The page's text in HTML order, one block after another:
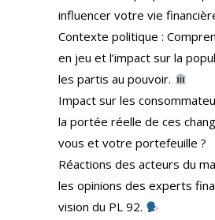
influencer votre vie
Contexte politique :
en jeu et l’impact sur la
les partis au pouvoir.
Impact sur les
la portée réelle de ces
vous et votre portefeuille ?
Réactions des acteurs du
les opinions des experts
vision du PL 92.